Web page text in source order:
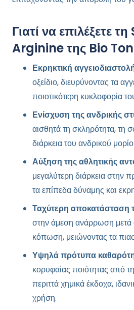
Γιατί να επιλέξετε
Arginine της Bio
Εκρηκτική
οξείδιο, διευρύνοντας τα
ποιοτικότερη κυκλοφορία
Ενίσχυση της ανδρικής
αισθητά τη σκληρότητα, τη
διάρκεια του ανδρικού
Αύξηση της αθλητικής
μεγαλύτερη διάρκεια στην
τα επίπεδα δύναμης και
Ταχύτερη αποκατάσταση
στην άμεση ανάρρωση μετά
κόπωση, μειώνοντας τα
Υψηλά πρότυπα
κορυφαίας ποιότητας από
περιττά χημικά έκδοχα,
χρήση.